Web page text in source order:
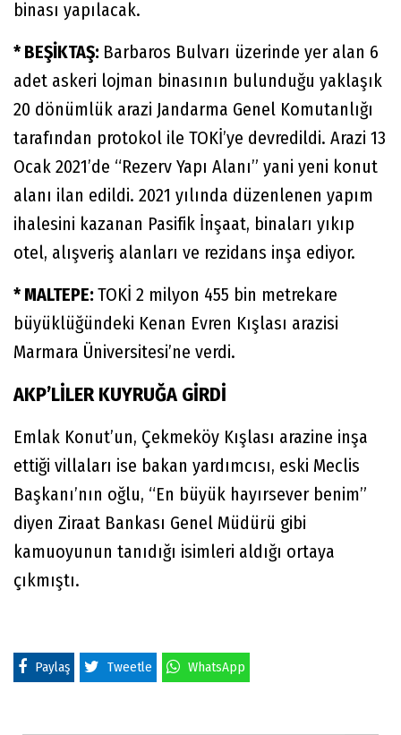
binası yapılacak.
* BEŞİKTAŞ: Barbaros Bulvarı üzerinde yer alan 6
adet askeri lojman binasının bulunduğu yaklaşık
20 dönümlük arazi Jandarma Genel Komutanlığı
tarafından protokol ile TOKİ’ye devredildi. Arazi 13
Ocak 2021’de “Rezerv Yapı Alanı” yani yeni konut
alanı ilan edildi. 2021 yılında düzenlenen yapım
ihalesini kazanan Pasifik İnşaat, binaları yıkıp
otel, alışveriş alanları ve rezidans inşa ediyor.
* MALTEPE:TOKİ 2 milyon 455 bin metrekare
büyüklüğündeki Kenan Evren Kışlası arazisi
Marmara Üniversitesi’ne verdi.
AKP’LİLER KUYRUĞA GİRDİ
Emlak Konut’un, Çekmeköy Kışlası arazine inşa
ettiği villaları ise bakan yardımcısı, eski Meclis
Başkanı’nın oğlu, “En büyük hayırsever benim”
diyen Ziraat Bankası Genel Müdürü gibi
kamuoyunun tanıdığı isimleri aldığı ortaya
çıkmıştı.
Paylaş Tweetle WhatsApp